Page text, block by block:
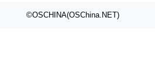
发现异常并中止进程时，89TB数据已
©OSCHINA(OSChina.NET)